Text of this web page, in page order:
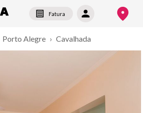
Fatura
Porto Alegre › Cavalhada